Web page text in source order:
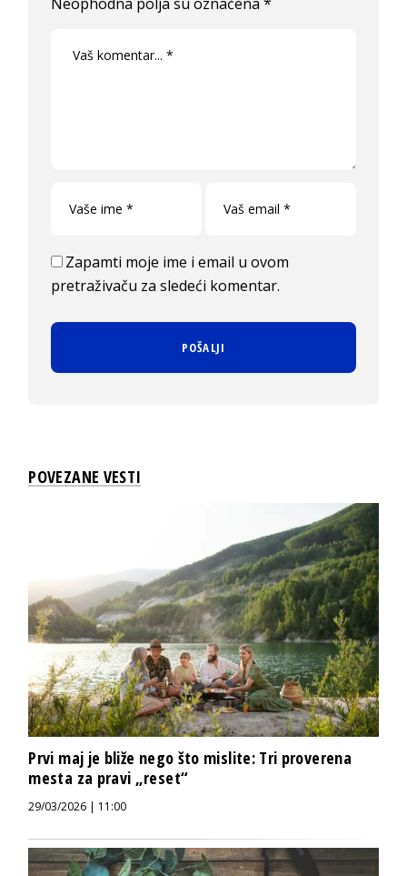
Zapamti moje ime i email u ovom
pretraživaču za sledeći komentar.
POVEZANE VESTI
Prvi maj je bliže nego što mislite: Tri proverena
mesta za pravi „reset“
29/03/2026 | 11:00